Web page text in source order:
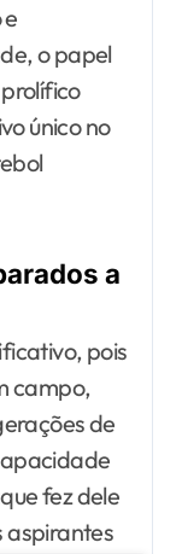
o papel
único no
a
pois
campo,
de
fez dele
aspirantes